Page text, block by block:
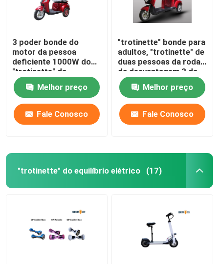
3 poder bonde do
motor da pessoa
deficiente 1000W do
"trotinette" da
mobilidade da longa
distância da roda
Melhor preço
Fale Conosco
"trotinette" bonde para
adultos, "trotinette" de
duas pessoas da roda
da desvantagem 3 da
mobilidade
Melhor preço
Fale Conosco
"trotinette" do equilíbrio elétrico (17)